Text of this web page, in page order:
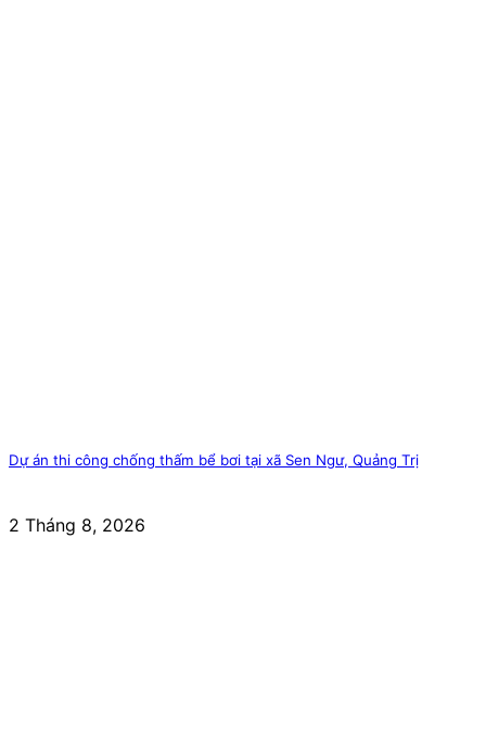
Dự án thi công chống thấm bể bơi tại xã Sen Ngư, Quảng Trị
2 Tháng 8, 2026